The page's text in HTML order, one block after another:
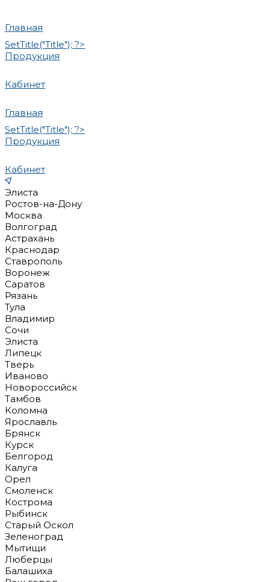
Главная
SetTitle("Title"); ?>
Продукция
Кабинет
Главная
SetTitle("Title"); ?>
Продукция
Кабинет
Элиста
Ростов-на-Дону
Москва
Волгоград
Астрахань
Краснодар
Ставрополь
Воронеж
Саратов
Рязань
Тула
Владимир
Сочи
Элиста
Липецк
Тверь
Иваново
Новороссийск
Тамбов
Коломна
Ярославль
Брянск
Курск
Белгород
Калуга
Орел
Смоленск
Кострома
Рыбинск
Старый Оскол
Зеленоград
Мытищи
Люберцы
Балашиха